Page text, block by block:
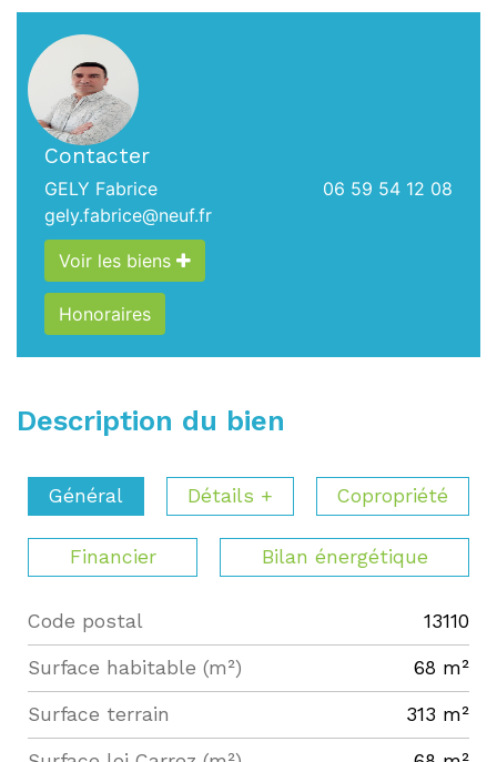
Contacter
GELY Fabrice
06 59 54 12 08
gely.fabrice@neuf.fr
Voir les biens
Honoraires
Description du bien
Général Détails + Copropriété
Financier Bilan énergétique
Label Value
Code postal 13110
Surface habitable (m²) 68 m²
surface terrain 313 m²